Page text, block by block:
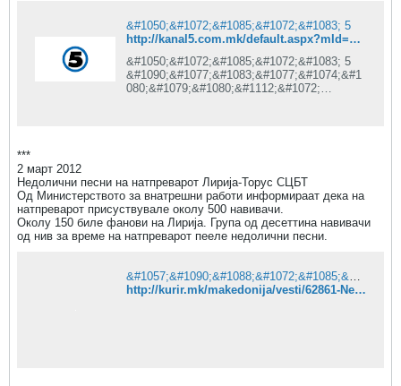
&#1050;&#1072;&#1085;&#1072;&#1083; 5
http://kanal5.com.mk/default.aspx?mId=37&egId=13&eventId=87713
&#1050;&#1072;&#1085;&#1072;&#1083; 5
&#1090;&#1077;&#1083;&#1077;&#1074;&#1
080;&#1079;&#1080;&#1112;&#1072;
080;&#1079;&#1080;&#1089;&#1082;&#1080;
&#1082;&#1091;&#1116;&#1080;
&#1074;&#1086;
&#1052;&#1072;&#1082;&#1077;&#1076;&#1
086;&#1085;&#1080;&#1112;&#1072;,
072; &#1085;&#1072;
&#1084;&#1072;&#1083;&#1080;&#1090;&#1
***
2 март 2012
Недолични песни на натпреварот Лирија-Торус СЦБТ
Од Министерството за внатрешни работи информираат дека на
натпреварот присуствувале околу 500 навивачи.
Околу 150 биле фанови на Лирија. Група од десеттина навивачи
од нив за време на натпреварот пееле недолични песни.
&#1057;&#1090;&#1088;&#1072;&#1085;&#1080;&#1094;&#1072;&#1090;&#1072; &#1085;&#1077; &#1077; &#1087;&#1088;&#1086;&#1085;&#1072;&#1112;&#1076;&#1077;&#1085;&#1072;. &#8211; &#1050;&#1091;&#1088;&#1080;&#1088;
http://kurir.mk/makedonija/vesti/62861-Nedolicni-pesni-na-natprevarot-Lirija-Torus-SCBT